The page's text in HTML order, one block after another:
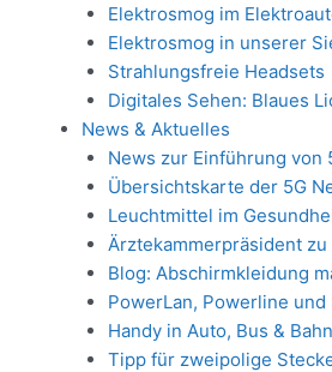
Elektrosmog im
Elektrosmog in unserer
Strahlungsfreie Headsets
Digitales Sehen: Blaues
News & Aktuelles
News zur Einführung von
Übersichtskarte der 5G
Leuchtmittel im
Ärztekammerpräsident zu
Blog: Abschirmkleidung
PowerLan, Powerline
Handy in Auto, Bus & Bahn
Tipp für zweipolige